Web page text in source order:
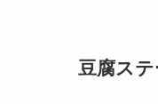
豆腐ス